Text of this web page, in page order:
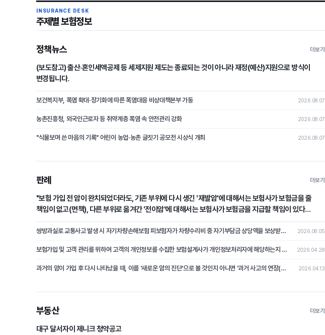
INSURANCE DESK
주제별 보험정보
정책뉴스 더보기
(보도참고) 출산·혼인세액공제 등 세제지원 제도는 종료되는 것이 아니라 재정(예산)지원으로 방식이
변경됩니다.
보건복지부, 폭염 확대·장기화에 따른 폭염대응 비상대책본부 가동 2026.08.07
농촌진흥청, 외국인근로자 등 취약계층 폭염 속 안전관리 강화 2026.08.07
"식물보며 쓴 마음의 기록" 어린이 농업·농촌 글짓기 공모전 시상식 개최 2026.08.07
판례 더보기
"보험 가입 전 암이 완치되었더라도, 기존 부위에 다시 생긴 '재발암'에 대해서는 보험사가 보험금을 줄
책임이 없고(면책), 다른 부위로 옮겨간 '전이암'에 대해서는 보험사가 보험금을 지급할 책임이 있다
(부책)."
쌍방과실로 교통사고 발생 시 자기차량손해보험 피보험자가 차량수리비 중 자기부담금 상당액을 보상받지 못하였는데, 상대차량의 보험자를 상대로 자기부담금 상당의 손해배상을 청구한 사건 2026.08.05
보험가입 및 고객 관리를 위하여 고객의 개인정보를 수집한 보험설계사가 개인정보처리자에 해당하는지 여부가 문제 된 사건 2026.04.28
과거의 암이 가입 후 다시 나타났을 때, 이를 '새로운 암의 진단'으로 볼 것인지 아니면 '과거 사고의 연장(재발)'으로 보아 면책할 것인가? 2026.04.13
부동산 더보기
대구 달서자이 제니크 청약공고